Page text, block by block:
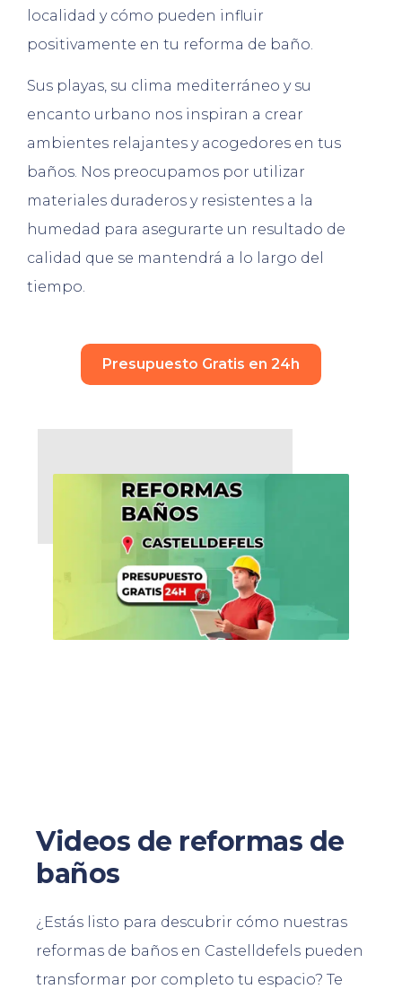
localidad y cómo pueden influir
positivamente en tu reforma de baño.
Sus playas, su clima mediterráneo y su
encanto urbano nos inspiran a crear
ambientes relajantes y acogedores en tus
baños. Nos preocupamos por utilizar
materiales duraderos y resistentes a la
humedad para asegurarte un resultado de
calidad que se mantendrá a lo largo del
tiempo.
Presupuesto Gratis en 24h
Videos de reformas de
baños
¿Estás listo para descubrir cómo nuestras
reformas de baños en Castelldefels pueden
transformar por completo tu espacio? Te